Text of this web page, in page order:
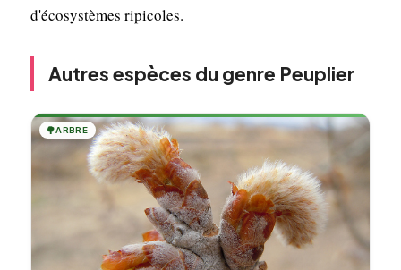
d'écosystèmes ripicoles.
Autres espèces du genre Peuplier
🌳ARBRE